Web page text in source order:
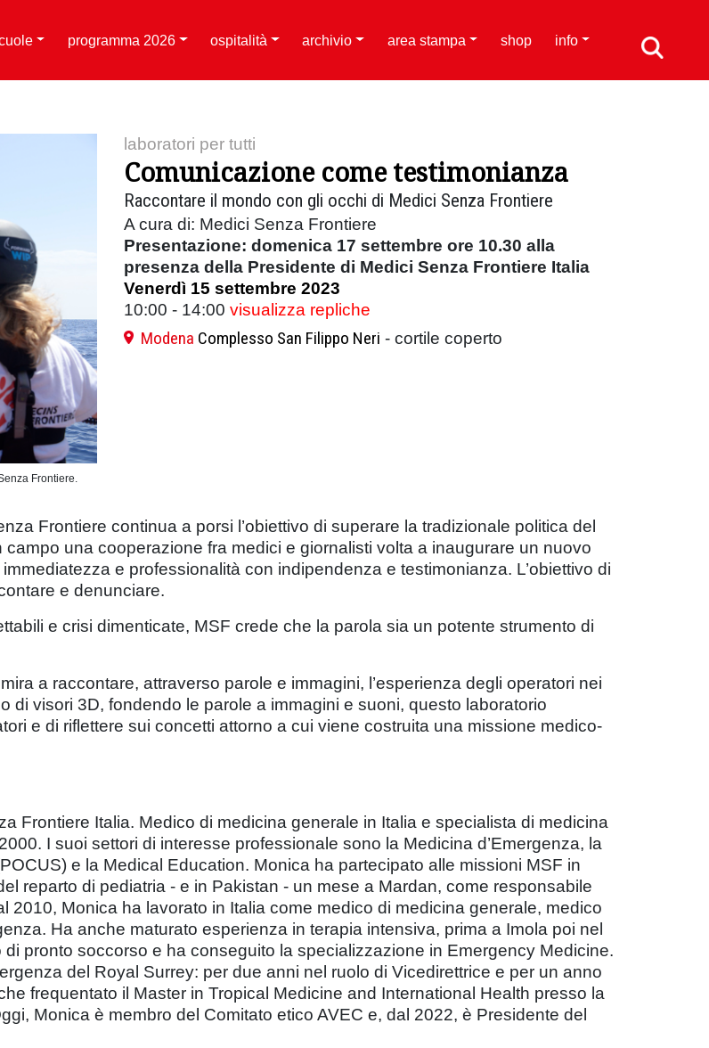
programma 2026 ospitalità archivio area stampa shop info
Frontiere.
laboratori per tutti
Comunicazione come testimonianza
Raccontare il mondo con gli occhi di Medici Senza Frontiere
A cura di: Medici Senza Frontiere
Presentazione: domenica 17 settembre ore 10.30 alla
presenza della Presidente di Medici Senza Frontiere Italia
Venerdì 15 settembre 2023
10:00 - 14:00 visualizza repliche
Modena Complesso San Filippo Neri - cortile coperto
Frontiere continua a porsi l’obiettivo di superare la tradizionale politica del
una cooperazione fra medici e giornalisti volta a inaugurare un nuovo
e professionalità con indipendenza e testimonianza. L’obiettivo di
e denunciare.
e crisi dimenticate, MSF crede che la parola sia un potente strumento di
a raccontare, attraverso parole e immagini, l’esperienza degli operatori nei
di visori 3D, fondendo le parole a immagini e suoni, questo laboratorio
e di riflettere sui concetti attorno a cui viene costruita una missione medico-
Frontiere Italia. Medico di medicina generale in Italia e specialista di medicina
I suoi settori di interesse professionale sono la Medicina d’Emergenza, la
e la Medical Education. Monica ha partecipato alle missioni MSF in
reparto di pediatria - e in Pakistan - un mese a Mardan, come responsabile
2010, Monica ha lavorato in Italia come medico di medicina generale, medico
Ha anche maturato esperienza in terapia intensiva, prima a Imola poi nel
pronto soccorso e ha conseguito la specializzazione in Emergency Medicine.
del Royal Surrey: per due anni nel ruolo di Vicedirettrice e per un anno
frequentato il Master in Tropical Medicine and International Health presso la
Monica è membro del Comitato etico AVEC e, dal 2022, è Presidente del